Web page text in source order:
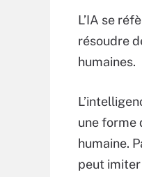
L’IA se
résoudre
humaines.
une forme
humaine.
peut imiter